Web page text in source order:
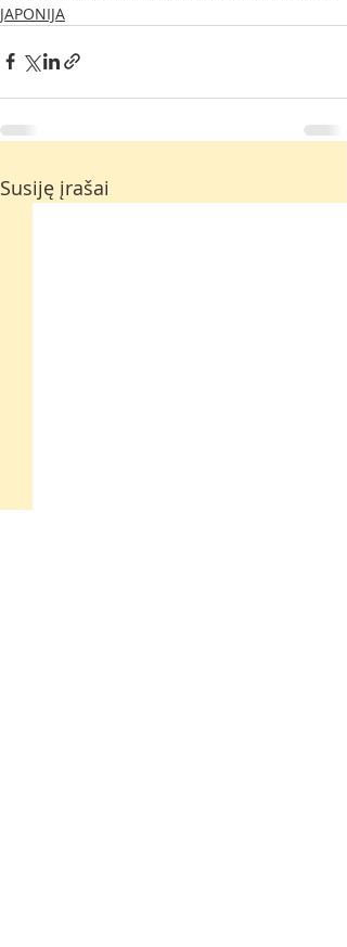
JAPONIJA
Susiję įrašai